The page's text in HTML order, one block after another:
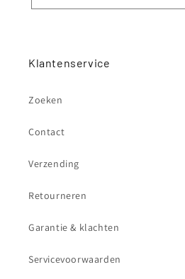
Klantenservice
Zoeken
Contact
Verzending
Retourneren
Garantie & klachten
Servicevoorwaarden